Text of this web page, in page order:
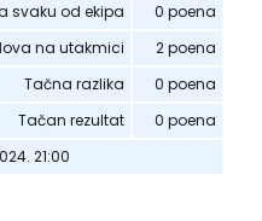
svaku od ekipa
0 poena
na utakmici
2 poena
Tačna razlika
0 poena
Tačan rezultat
0 poena
21:00